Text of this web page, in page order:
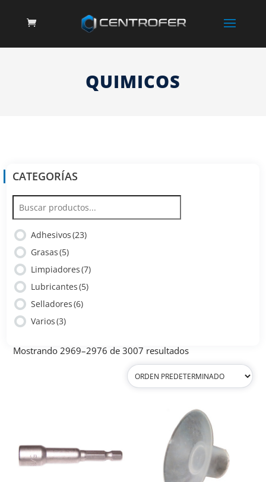
QUIMICOS
CATEGORÍAS
Adhesivos(23)
Grasas(5)
Limpiadores(7)
Lubricantes(5)
Selladores(6)
Varios(3)
Mostrando 2969–2976 de 3007 resultados